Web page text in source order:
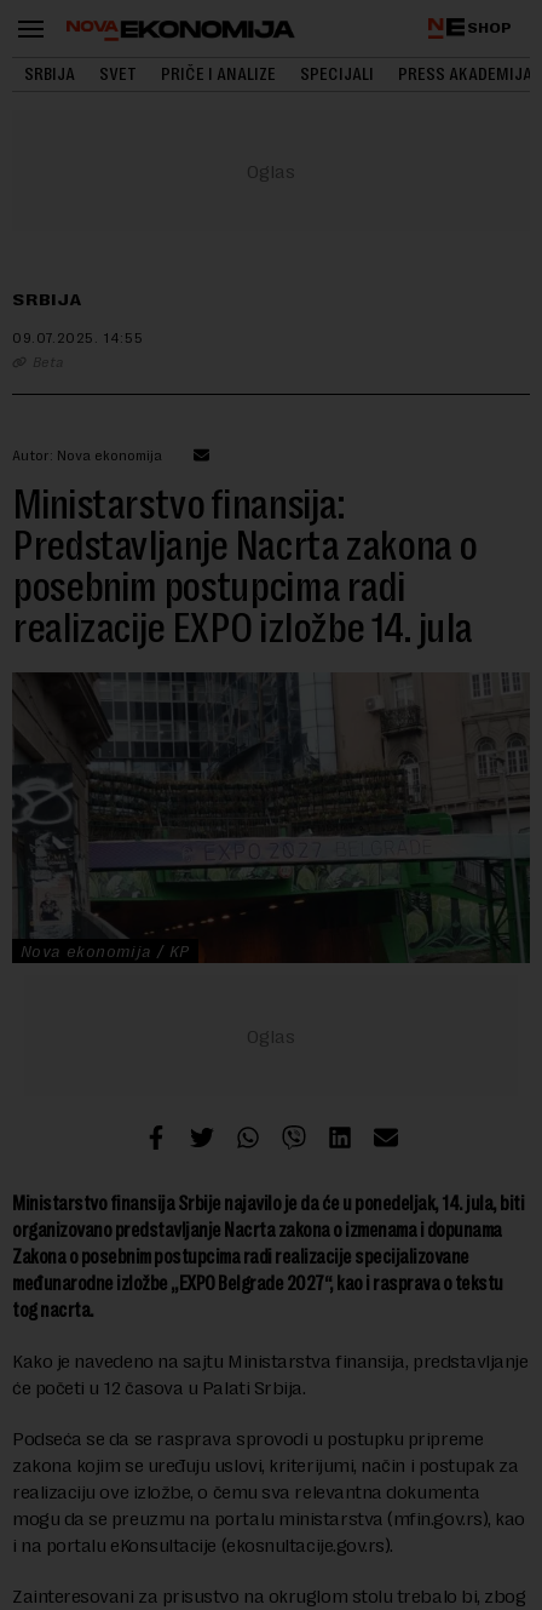
SHOP
SRBIJA SVET PRIČE I ANALIZE SPECIJALI PRESS AKADEMIJA
SRBIJA
09.07.2025. 14:55
Beta
Autor: Nova ekonomija
Ministarstvo finansija:
Predstavljanje Nacrta zakona o
posebnim postupcima radi
realizacije EXPO izložbe 14. jula
Nova ekonomija / KP
Ministarstvo finansija Srbije najavilo je da će u ponedeljak, 14. jula, biti
organizovano predstavljanje Nacrta zakona o izmenama i dopunama
Zakona o posebnim postupcima radi realizacije specijalizovane
međunarodne izložbe „EXPO Belgrade 2027“, kao i rasprava o tekstu
tog nacrta.
Kako je navedeno na sajtu Ministarstva finansija, predstavljanje
će početi u 12 časova u Palati Srbija.
Podseća se da se rasprava sprovodi u postupku pripreme
zakona kojim se uređuju uslovi, kriterijumi, način i postupak za
realizaciju ove izložbe, o čemu sva relevantna dokumenta
mogu da se preuzmu na portalu ministarstva (mfin.gov.rs), kao
i na portalu eKonsultacije (ekosnultacije.gov.rs).
Zainteresovani za prisustvo na okruglom stolu trebalo bi, zbog